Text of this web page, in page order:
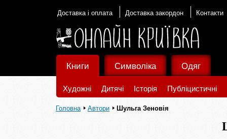
Доставка і оплата Доставка закордон Контакти
Книги
Художні Дитячі Історія Публіцистичні
Символіка Одяг
Головна Автори Шульга Зеновія